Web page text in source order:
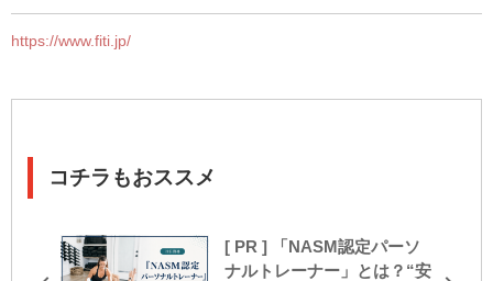
https://www.fiti.jp/
コチラもおススメ
[ PR ] 「NASM認定パーソ
ナルトレーナー」とは？“安